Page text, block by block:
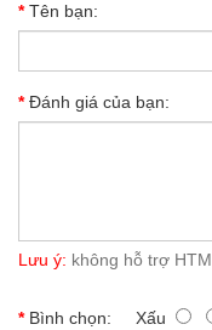
Tên bạn:
Đánh giá của bạn:
Lưu ý: không hỗ trợ
Bình chọn: Xấu